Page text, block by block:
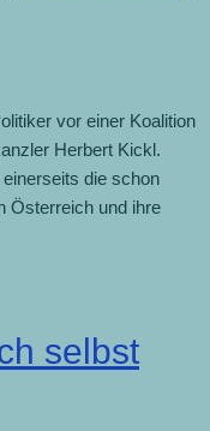
vor einer Koalition
Herbert Kickl.
die schon
Österreich und ihre
selbst